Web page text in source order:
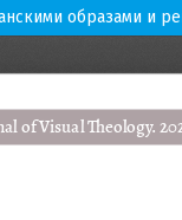
образами и